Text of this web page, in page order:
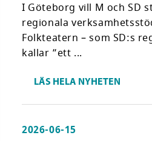
I Göteborg vill M och SD
regionala
Folkteatern – som SD:s
kallar ”ett ...
LÄS HELA NYHETEN
2026-06-15